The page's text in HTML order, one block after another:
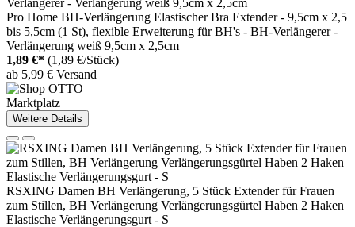
Pro Home BH-Verlängerung Elastischer Bra Extender - 9,5cm x 2,5
bis 5,5cm (1 St), flexible Erweiterung für BH's - BH-Verlängerer -
Verlängerung weiß 9,5cm x 2,5cm
1,89 €* (1,89 €/Stück)
ab 5,99 € Versand
Marktplatz
Weitere Details
RSXING Damen BH Verlängerung, 5 Stück Extender für Frauen
zum Stillen, BH Verlängerung Verlängerungsgürtel Haben 2 Haken
Elastische Verlängerungsgurt - S